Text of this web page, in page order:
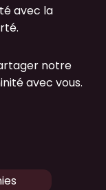
avec la
notre
avec vous.